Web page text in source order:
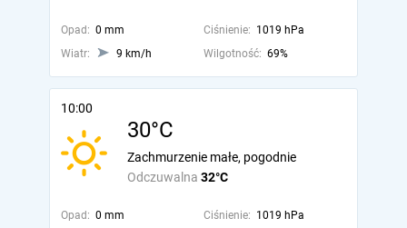
Opad: 0 mm Ciśnienie: 1019 hPa
Wiatr:
9 km/h Wilgotność: 69%
10:00
30°C
Odczuwalna 32°C
Zachmurzenie małe, pogodnie
Opad: 0 mm Ciśnienie: 1019 hPa